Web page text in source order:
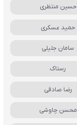
حسین منتظری
حمید عسکری
سامان جلیلی
رستاک
رضا صادقی
محسن چاوشی